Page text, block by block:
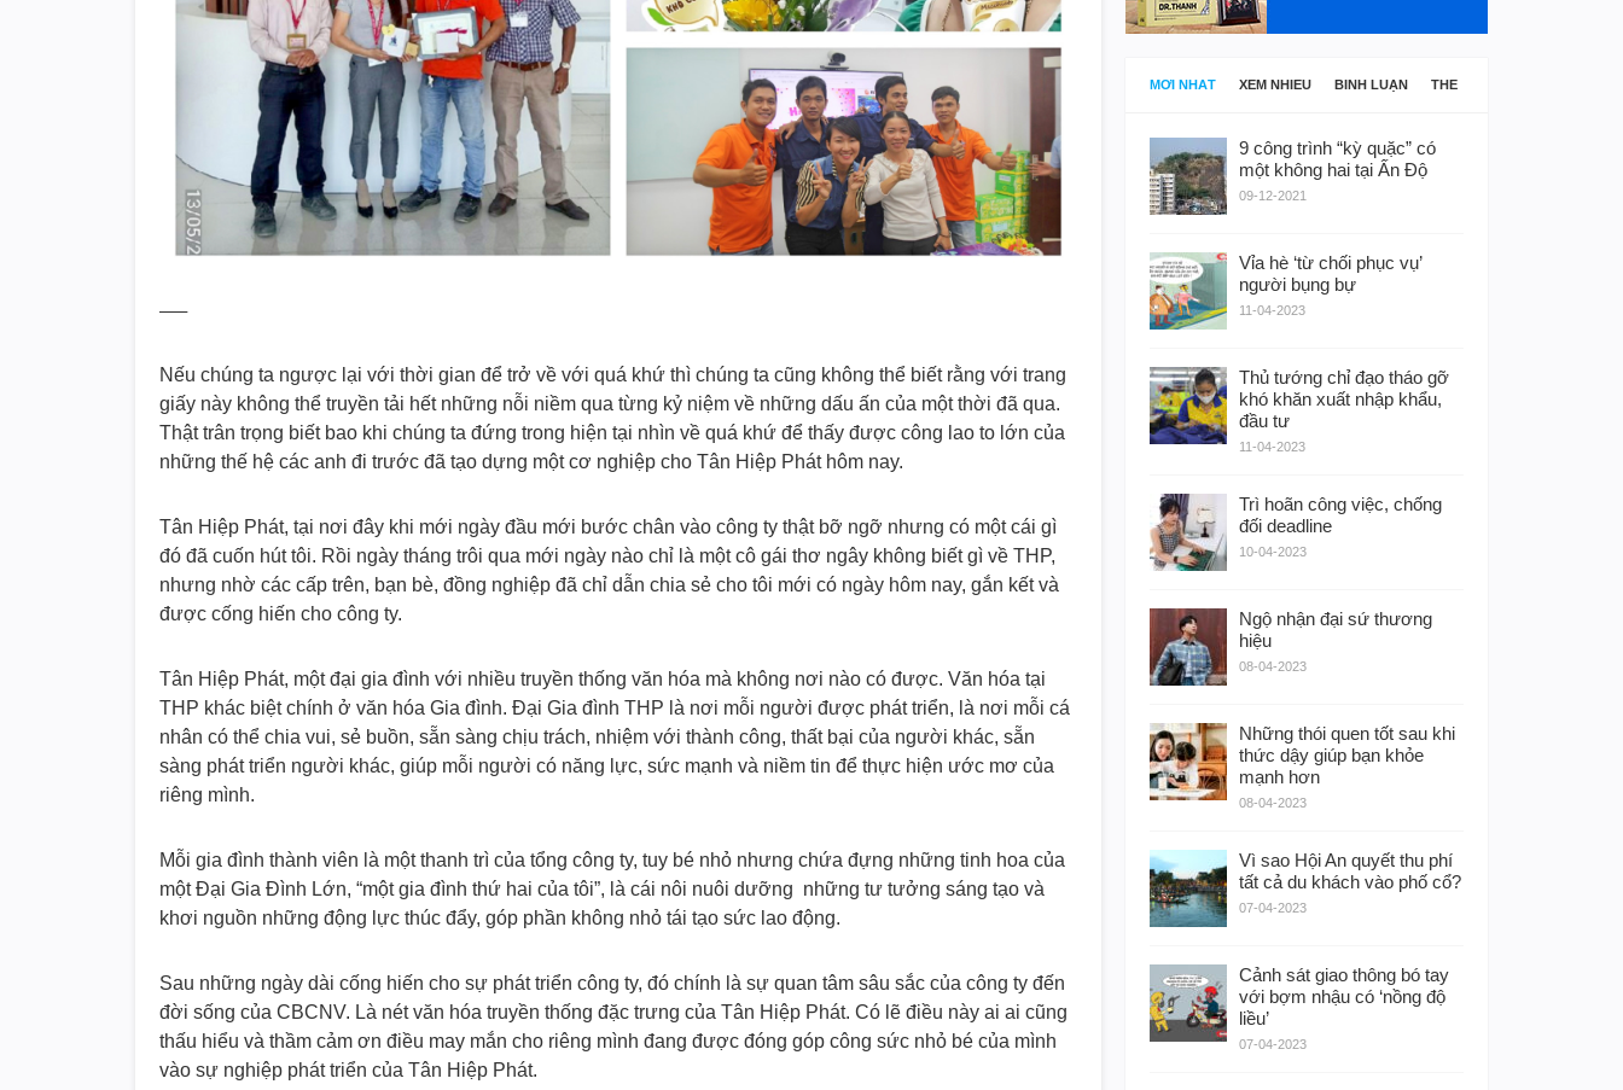
—–
Nếu chúng ta ngược lại với thời gian để trở về với quá khứ thì chúng ta cũng không thể biết rằng với trang
giấy này không thể truyền tải hết những nỗi niềm qua từng kỷ niệm về những dấu ấn của một thời đã qua.
Thật trân trọng biết bao khi chúng ta đứng trong hiện tại nhìn về quá khứ để thấy được công lao to lớn của
những thế hệ các anh đi trước đã tạo dựng một cơ nghiệp cho Tân Hiệp Phát hôm nay.
Tân Hiệp Phát, tại nơi đây khi mới ngày đầu mới bước chân vào công ty thật bỡ ngỡ nhưng có một cái gì
đó đã cuốn hút tôi. Rồi ngày tháng trôi qua mới ngày nào chỉ là một cô gái thơ ngây không biết gì về THP,
nhưng nhờ các cấp trên, bạn bè, đồng nghiệp đã chỉ dẫn chia sẻ cho tôi mới có ngày hôm nay, gắn kết và
được cống hiến cho công ty.
Tân Hiệp Phát, một đại gia đình với nhiều truyền thống văn hóa mà không nơi nào có được. Văn hóa tại
THP khác biệt chính ở văn hóa Gia đình. Đại Gia đình THP là nơi mỗi người được phát triển, là nơi mỗi cá
nhân có thể chia vui, sẻ buồn, sẵn sàng chịu trách, nhiệm với thành công, thất bại của người khác, sẵn
sàng phát triển người khác, giúp mỗi người có năng lực, sức mạnh và niềm tin để thực hiện ước mơ của
riêng mình.
Mỗi gia đình thành viên là một thanh trì của tổng công ty, tuy bé nhỏ nhưng chứa đựng những tinh hoa của
một Đại Gia Đình Lớn, “một gia đình thứ hai của tôi”, là cái nôi nuôi dưỡng những tư tưởng sáng tạo và
khơi nguồn những động lực thúc đẩy, góp phần không nhỏ tái tạo sức lao động.
Sau những ngày dài cống hiến cho sự phát triển công ty, đó chính là sự quan tâm sâu sắc của công ty đến
đời sống của CBCNV. Là nét văn hóa truyền thống đặc trưng của Tân Hiệp Phát. Có lẽ điều này ai ai cũng
thấu hiểu và thầm cảm ơn điều may mắn cho riêng mình đang được đóng góp công sức nhỏ bé của mình
vào sự nghiệp phát triển của Tân Hiệp Phát.
MỚI NHẤT XEM NHIỀU BÌNH LUẬN THẺ
9 công trình “kỳ quặc” có
một không hai tại Ấn Độ
09-12-2021
Vỉa hè ‘từ chối phục vụ’
người bụng bự
11-04-2023
Thủ tướng chỉ đạo tháo gỡ
khó khăn xuất nhập khẩu,
đầu tư
11-04-2023
Trì hoãn công việc, chống
đối deadline
10-04-2023
Ngộ nhận đại sứ thương
hiệu
08-04-2023
Những thói quen tốt sau khi
thức dậy giúp bạn khỏe
mạnh hơn
08-04-2023
Vì sao Hội An quyết thu phí
tất cả du khách vào phố cổ?
07-04-2023
Cảnh sát giao thông bó tay
với bợm nhậu có ‘nồng độ
liều’
07-04-2023